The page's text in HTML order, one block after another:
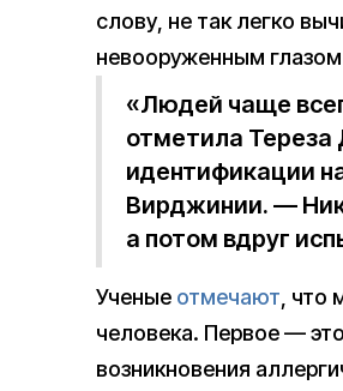
слову, не так легко
невооруженным
«Людей чаще
отметила Тереза
идентификации
Вирджинии. —
а потом вдруг
Ученые отмечают, что
человека. Первое —
возникновения